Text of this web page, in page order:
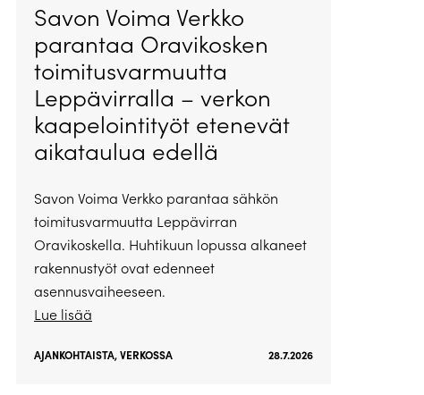
Savon Voima Verkko
parantaa Oravikosken
toimitusvarmuutta
Leppävirralla – verkon
kaapelointityöt etenevät
aikataulua edellä
Savon Voima Verkko parantaa sähkön
toimitusvarmuutta Leppävirran
Oravikoskella. Huhtikuun lopussa alkaneet
rakennustyöt ovat edenneet
asennusvaiheeseen.
Lue lisää
AJANKOHTAISTA,VERKOSSA 28.7.2026